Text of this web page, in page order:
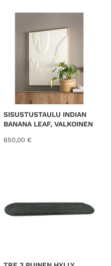
SISUSTUSTAULU INDIAN
BANANA LEAF, VALKOINEN
650,00 €